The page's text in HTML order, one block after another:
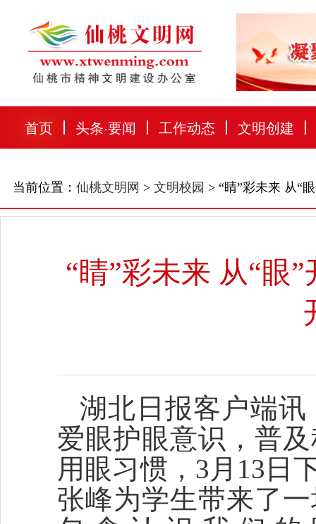
首页 头条·要闻 工作动态 文明创建
当前位置： 仙桃文明网 > 文明校园 > “睛”彩未来 从“
“睛”彩未来 从“
湖北日报客户端讯
爱眼护眼意识，普
用眼习惯，3月13日
张峰为学生带来了